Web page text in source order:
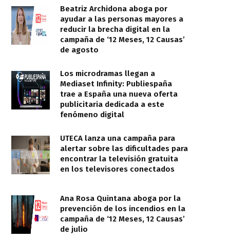
Beatriz Archidona aboga por
ayudar a las personas mayores a
reducir la brecha digital en la
campaña de ‘12 Meses, 12 Causas’
de agosto
Los microdramas llegan a
Mediaset Infinity: Publiespaña
trae a España una nueva oferta
publicitaria dedicada a este
fenómeno digital
UTECA lanza una campaña para
alertar sobre las dificultades para
encontrar la televisión gratuita
en los televisores conectados
Ana Rosa Quintana aboga por la
prevención de los incendios en la
campaña de ‘12 Meses, 12 Causas’
de julio